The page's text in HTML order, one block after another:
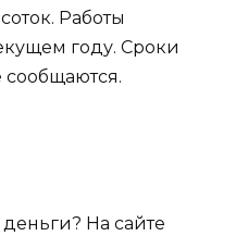
Работы
году. Сроки
сообщаются.
деньги? На сайте